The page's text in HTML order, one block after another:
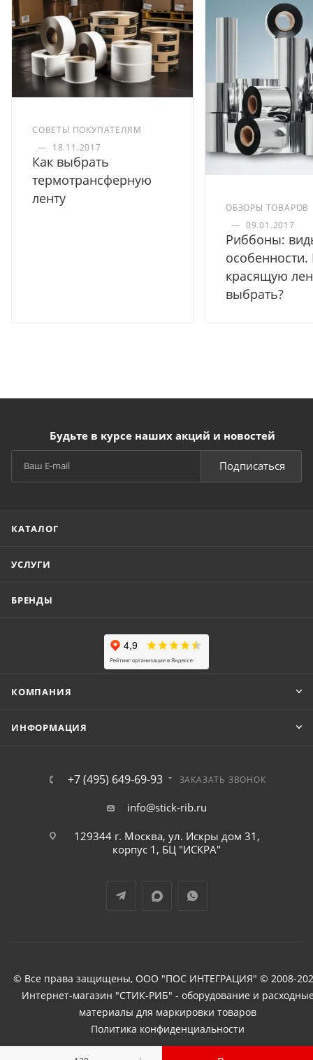
СОВЕТЫ ПОКУПАТЕЛЯМ
— 18.11.2017
Как выбрать
термотрансферную
ленту
ОБЗОРЫ ТОВАРОВ
— 09.01.2017
Риббоны:
красящую
выбрать?
Будьте в курсе наших акций и новостей
Подписаться
КАТАЛОГ
УСЛУГИ
БРЕНДЫ
КОМПАНИЯ
ИНФОРМАЦИЯ
+7 (495) 649-69-93 ЗАКАЗАТЬ ЗВОНОК
info@stick-rib.ru
129344 г. Москва, ул. Искры дом 31,
корпус 1, БЦ "ИСКРА"
© Все права защищены, ООО "ПОС ИНТЕГРАЦИЯ" © 2008-
Интернет-магазин "СТИК-РИБ" - оборудование и
материалы для маркировки товаров
Политика конфиденциальности